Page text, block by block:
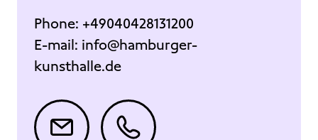
Phone: +49040428131200
E-mail: info@hamburger-
kunsthalle.de